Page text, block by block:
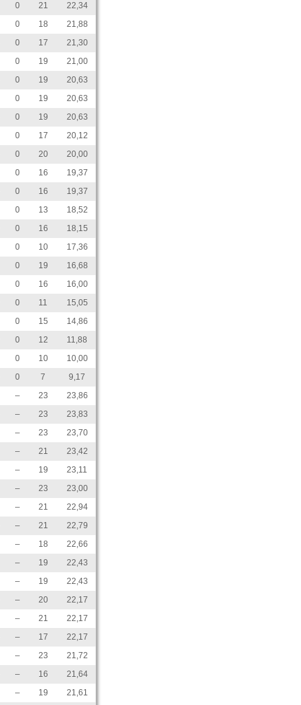
0 21
22,34
0 18
21,88
0 17
21,30
0 19
21,00
0 19
20,63
0 19
20,63
0 19
20,63
0 17
20,12
0 20
20,00
0 16
19,37
0 16
19,37
0 13
18,52
0 16
18,15
0 10
17,36
0 19
16,68
0 16
16,00
0 11
15,05
0 15
14,86
0 12
11,88
0 10
10,00
0 7
9,17
– 23
23,86
– 23
23,83
– 23
23,70
– 21
23,42
– 19
23,11
– 23
23,00
– 21
22,94
– 21
22,79
– 18
22,66
– 19
22,43
– 19
22,43
– 20
22,17
– 21
22,17
– 17
22,17
– 23
21,72
– 16
21,64
– 19
21,61